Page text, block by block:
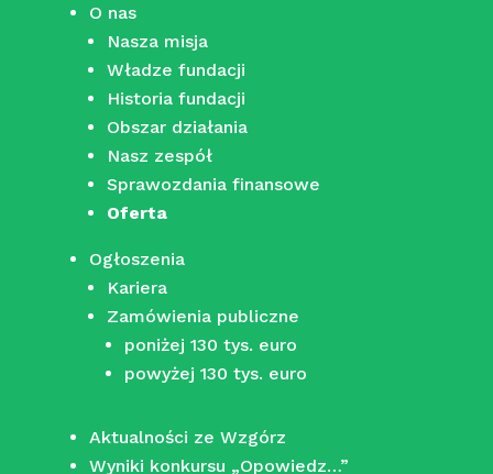
O nas
Nasza misja
Władze fundacji
Historia fundacji
Obszar działania
Nasz zespół
Sprawozdania finansowe
Oferta
Ogłoszenia
Kariera
Zamówienia publiczne
poniżej 130 tys. euro
powyżej 130 tys. euro
Aktualności ze Wzgórz
Wyniki konkursu „Opowiedz…”